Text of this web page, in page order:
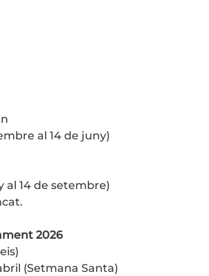
al 14 de juny)
al 14 de setembre)
2026
(Setmana Santa)